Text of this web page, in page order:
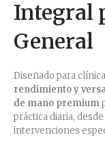
Integral
General
Diseñado para
rendimiento y
de mano premium
práctica diaria,
intervenciones